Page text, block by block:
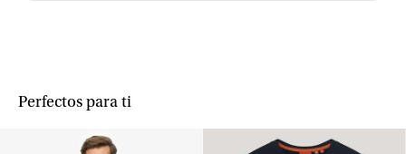
Perfectos para ti